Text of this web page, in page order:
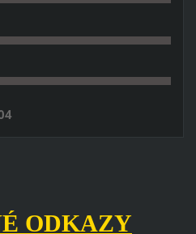
ODKAZY